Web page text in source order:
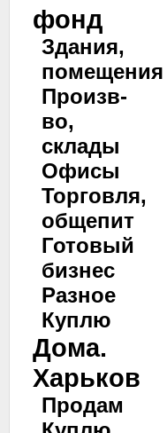
фонд
Здания,
помещения
Произв-
во,
склады
Офисы
Торговля,
общепит
Готовый
бизнес
Разное
Куплю
Дома.
Харьков
Продам